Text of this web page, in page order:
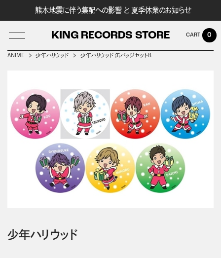
熊本地震に伴う集配への影響 と 夏季休業のお知らせ
KING RECORDS STORE
LOG IN
0
ANIME 少年ハリウッド 少年ハリウッド 缶バッジセットB
少年ハリウッド